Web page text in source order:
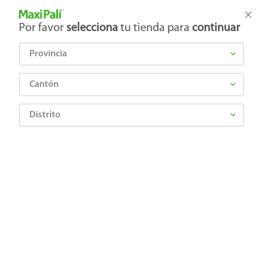
Tienda Maxi Palí
Por favor selecciona tu tienda para continuar
Provincia
Cantón
Distrito